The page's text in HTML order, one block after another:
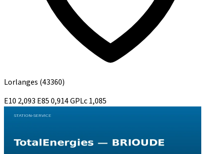
Lorlanges (43360)
E10 2,093 E850,914GPLc1,085